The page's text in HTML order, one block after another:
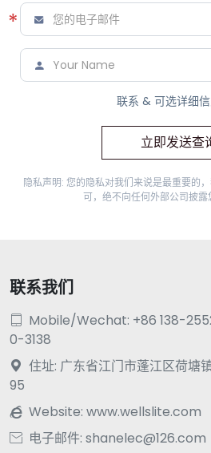
* 

联系 & 可选详细
立即发送查
隐私声明: 您的隐私对我们来说是最重要的
可，绝不向任何外部公司披露
联系我们

Mobile/Wechat: +86 138-
0-3138

住址: 广东省江门市蓬江区荷塘
95
 Website: www.wellslite.com
 电子邮件: shanelec@126.com